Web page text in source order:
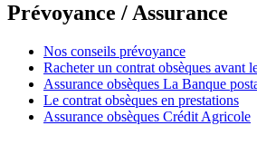
Prévoyance / Assurance
Nos conseils prévoyance
Racheter un contrat obsèques avant
Assurance obsèques La Banque
Le contrat obsèques en prestations
Assurance obsèques Crédit Agricole